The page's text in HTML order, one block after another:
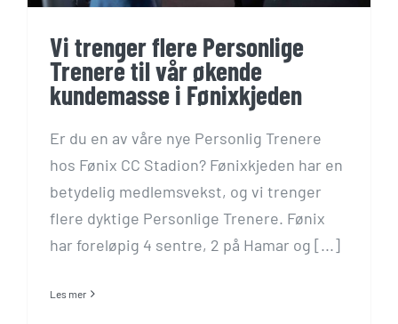
Vi trenger flere Personlige
Trenere til vår økende
kundemasse i Fønixkjeden
Er du en av våre nye Personlig Trenere
hos Fønix CC Stadion? Fønixkjeden har en
betydelig medlemsvekst, og vi trenger
flere dyktige Personlige Trenere. Fønix
har foreløpig 4 sentre, 2 på Hamar og [...]
Les mer